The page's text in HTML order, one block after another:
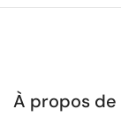
À propos de